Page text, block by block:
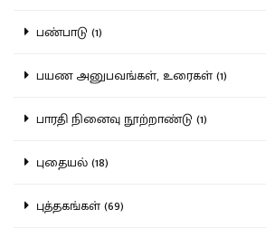
பண்பாடு (1)
பயண அனுபவங்கள், உரைகள் (1)
பாரதி நினைவு நூற்றாண்டு (1)
புதையல் (18)
புத்தகங்கள் (69)